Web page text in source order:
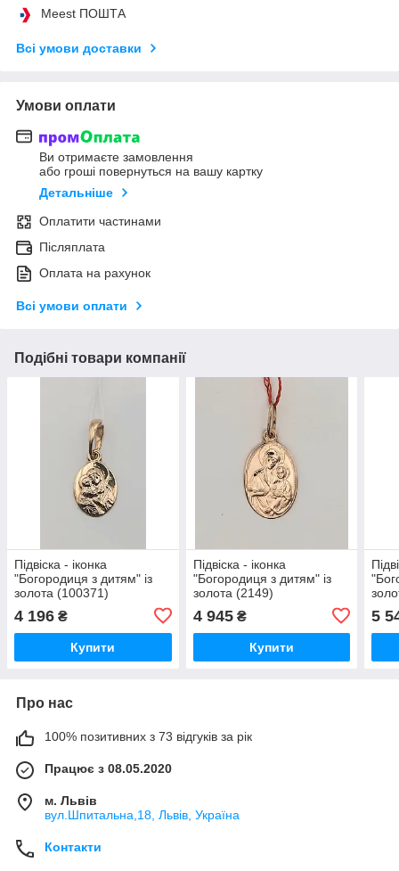
Meest ПОШТА
Всі умови доставки
Умови оплати
Ви отримаєте замовлення
або гроші повернуться на вашу картку
Детальніше
Оплатити частинами
Післяплата
Оплата на рахунок
Всі умови оплати
Подібні товари компанії
Підвіска - іконка
"Богородиця з дитям" із
золота (100371)
4 196 ₴
Купити
Підвіска - іконка
"Богородиця з дитям" із
золота (2149)
4 945₴
Купити
5
Про нас
100% позитивних з 73 відгуків за рік
Працює з 08.05.2020
м. Львів
вул.Шпитальна,18, Львів, Україна
Контакти